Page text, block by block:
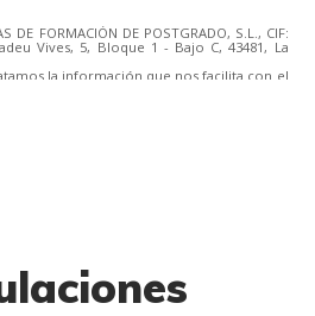
DE FORMACIÓN DE POSTGRADO, S.L., CIF:
Vives, 5, Bloque 1 - Bajo C, 43481, La
la información que nos facilita con el
tipo de productos que fueran de su
derechos identificándose suficientemente,
nuestra Política de Privacidad.